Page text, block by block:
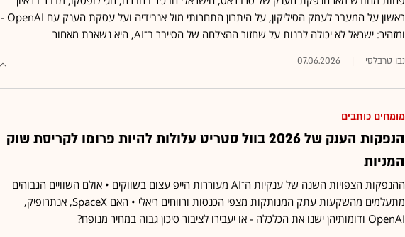
ראשון על המעבר לעמק הסיליקון, על היתרון התחרותי מול אנבידיה ועל עסקת הענק עם OpenAI -
ומזהיר: ישראל לא יכולה לבנות על שחזור ההצלחה של הסייבר ב־AI, היא נשארת מאחור
נבו טרבלסי 07.06.2026
מומחים כותבים
הנפקות הענק של 2026 בוול סטריט עלולות להיות פרומו לקריסת שוק
המניות
ההנפקות הצפויות השנה של ענקיות ה־AI מעוררות הייפ עצום בשווקים • אולם השוויים הגבוהים
מתעלמים מהשקעות עתק המנותקות מצפי הכנסות ורווחים ריאלי • האם SpaceX, אנתרופיק,
OpenAI ודומותיהן ישנו את הכלכלה - או יעבירו לציבור סיכון גבוה במחיר מנופח?